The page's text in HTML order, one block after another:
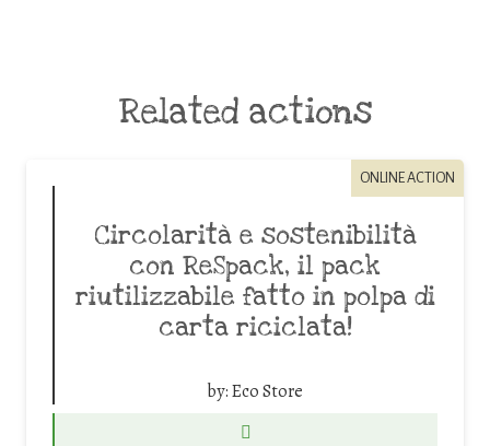
Related actions
ONLINE ACTION
Circolarità e sostenibilità
con ReSpack, il pack
riutilizzabile fatto in polpa di
carta riciclata!
by:Eco Store